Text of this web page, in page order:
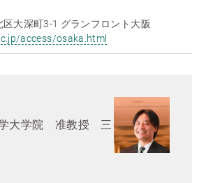
大深町3-1 グランフロント大阪
access/osaka.html
学大学院 准教授 三